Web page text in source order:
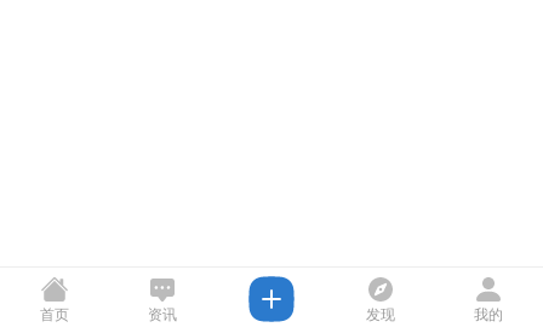
首页 资讯 发现 我的